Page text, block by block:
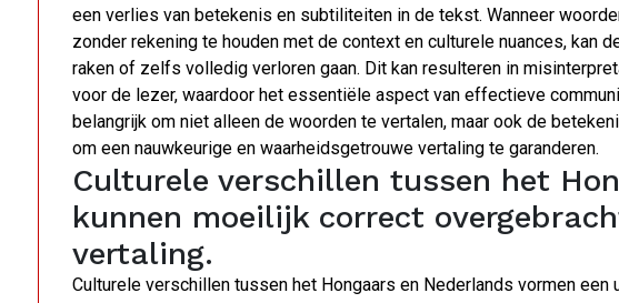
een verlies van betekenis en subtiliteiten in de tekst. Wanneer
zonder rekening te houden met de context en culturele nuances, kan
raken of zelfs volledig verloren gaan. Dit kan resulteren in
voor de lezer, waardoor het essentiële aspect van effectieve
belangrijk om niet alleen de woorden te vertalen, maar ook de
om een nauwkeurige en waarheidsgetrouwe vertaling te garanderen.
Culturele verschillen tussen het
kunnen moeilijk correct
vertaling.
Culturele verschillen tussen het Hongaars en Nederlands vormen